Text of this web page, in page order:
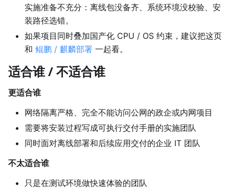
实施准备不充分：离线包没备齐、系统环境没校验、安
装路径选错。
如果项目同时叠加国产化 CPU / OS 约束，建议把这页
和 鲲鹏 / 麒麟部署 一起看。
适合谁 / 不适合谁
更适合谁
网络隔离严格、完全不能访问公网的政企或内网项目
需要将安装过程写成可执行交付手册的实施团队
同时面对离线部署和后续应用交付的企业 IT 团队
不太适合谁
只是在测试环境做快速体验的团队